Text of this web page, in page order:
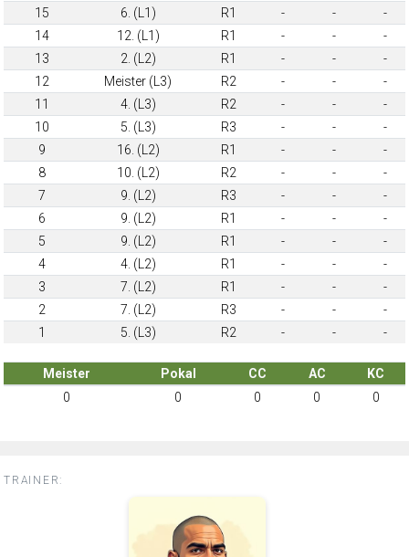
15
6. (L1) R1 - -
-
14
12. (L1) R1 - -
-
13
2. (L2) R1 - -
-
12
Meister (L3) R2 - -
-
11
4. (L3) R2 - -
-
10
5. (L3) R3 - -
-
9
16. (L2) R1 - -
-
8
10. (L2) R2 - -
-
7
9. (L2) R3 - -
-
6
9. (L2) R1 - -
-
5
9. (L2) R1 - -
-
4
4. (L2) R1 - -
-
3
7. (L2) R1 - -
-
2
7. (L2) R3 - -
-
1
5. (L3) R2 - - -
Meister Pokal CC AC
KC
0
0 0 0 0
TRAINER: